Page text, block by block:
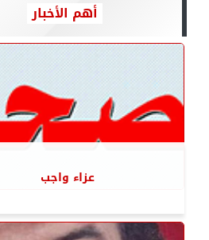
أهم الأخبار
عزاء واجب